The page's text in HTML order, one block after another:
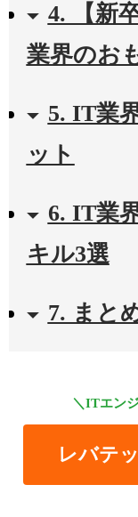
4. 【新
業界のお
5. IT業
ット
6. IT業
キル3選
7. まと
＼ITエン
レバテ